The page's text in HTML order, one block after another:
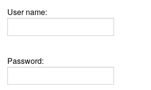
User name:
Password: